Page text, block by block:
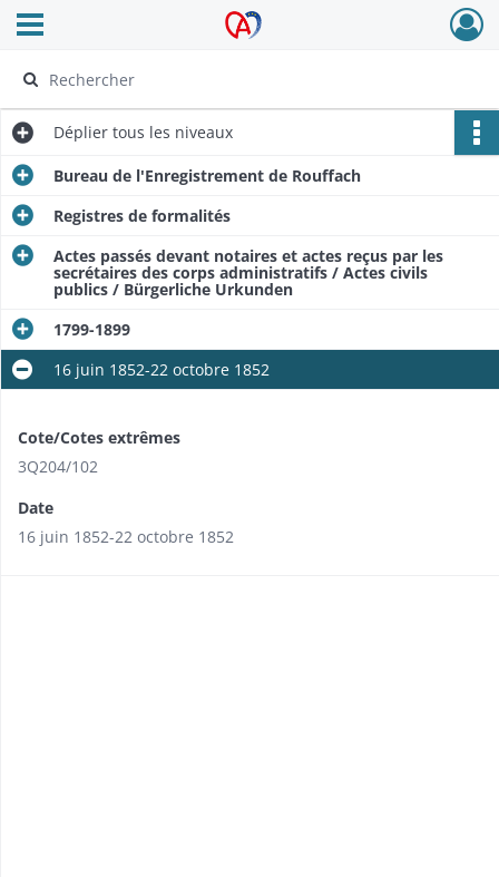
Archives Alsace - Colmar
Ouvrir le menu déroulant
Déplier tous les niveaux
Bureau de l'Enregistrement de Rouffach
Registres de formalités
Actes passés devant notaires et actes reçus par les
secrétaires des corps administratifs / Actes civils
publics / Bürgerliche Urkunden
1799-1899
16 juin 1852-22 octobre 1852
Cote/Cotes extrêmes
3Q204/102
Date
16 juin 1852-22 octobre 1852